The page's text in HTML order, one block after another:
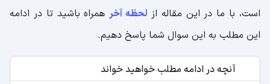
است، با ما در این مقاله از لحظه آخرهمراه باشید تا در ادامه
این مطلب به این سوال شما پاسخ دهیم.
آنچه در ادامه مطلب خواهید خواند